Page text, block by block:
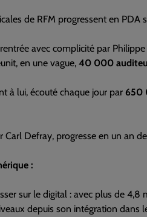
de RFM progressent en PDA
avec complicité par
en une vague, 40 000
à lui, écouté chaque jour par 650
Defray, progresse en un an
:
sur le digital : avec plus de
depuis son intégration dans